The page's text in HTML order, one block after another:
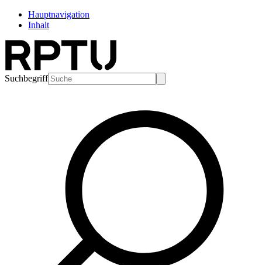
Hauptnavigation
Inhalt
Suchbegriff